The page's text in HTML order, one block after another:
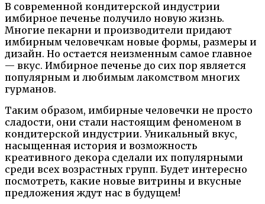
В современной кондитерской индустрии
имбирное печенье получило новую жизнь.
Многие пекарни и производители придают
имбирным человечкам новые формы, размеры и
дизайн. Но остается неизменным самое главное
— вкус. Имбирное печенье до сих пор является
популярным и любимым лакомством многих
гурманов.
Таким образом, имбирные человечки не просто
сладости, они стали настоящим феноменом в
кондитерской индустрии. Уникальный вкус,
насыщенная история и возможность
креативного декора сделали их популярными
среди всех возрастных групп. Будет интересно
посмотреть, какие новые витрины и вкусные
предложения ждут нас в будущем!